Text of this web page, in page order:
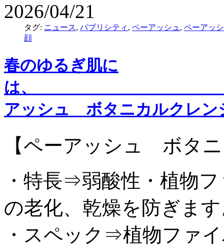
2026/04/21
タグ: ニュース, パブリシティ , ペーアッシュ , ペーアッ
顔
春のゆるぎ肌に
は、
アッシュ ボタニカルクレン
【ペーアッシュ ボタ
・特長⇒弱酸性・植物
の老化、乾燥を防ぎま
・スペック⇒植物ファ